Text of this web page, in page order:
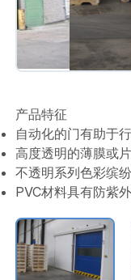
产品特征
自动化的门有助于
高度透明的薄膜或
不透明系列色彩缤纷
PVC材料具有防紫